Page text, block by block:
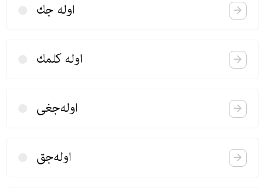
اوله جك
اوله كلمك
اوله‌جغی
اوله‌جق